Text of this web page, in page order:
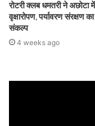
रोटरी क्लब धमतरी ने अछोटा
वृक्षारोपण, पर्यावरण संरक्षण
संकल्प
4 weeks ago